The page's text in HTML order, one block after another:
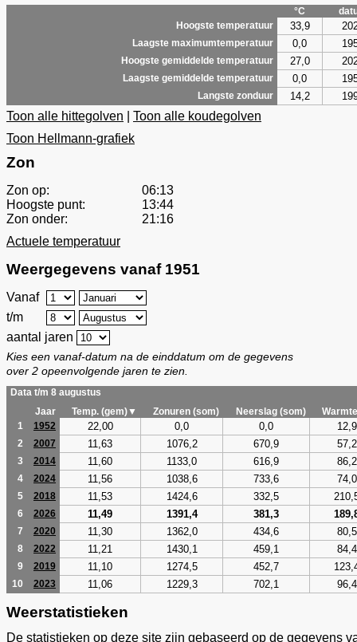
°C
Hoogste temperatuur
33,9
Laagste maximumtemperatuur 0,0
Hoogste gemiddelde temperatuur 27,0
Laagste gemiddelde temperatuur 0,0
Langste zonduur 14,2
Toon alle hittegolven
Toon alle koudegolven
Toon Hellmann-grafiek
Zon
Zon op:
06:13
Hoogste punt:
13:44
Zon onder:
21:16
Actuele temperatuur
Weergegevens vanaf 1951
Vanaf
t/m
aantal jaren
Kies een vanaf-datum na de einddatum om de gegevens
over 2 opeenvolgende jaren te zien.
Data t/m 8 augustus
Jaar
Temp. (gem)▼ Zonuren (som) Neerslag (som)
1
1952 22,00 0,0 0,0 12,9
2 2007 11,63 1076,2 670,9 57,2
3 2014 11,60 1133,0 616,9 86,2
4 2024 11,56 1038,6 733,6 74,0
5 2018 11,53 1424,6 332,5
6 2026 11,49 1391,4 381,3
7 2020 11,30 1362,0 434,6 80,5
8 2022 11,21 1430,1 459,1 84,4
9 2019 11,10 1274,5 452,7
10 2023 11,06 1229,3 702,1 96,4
Weerstatistieken
De statistieken op deze site zijn gebaseerd op de gegevens